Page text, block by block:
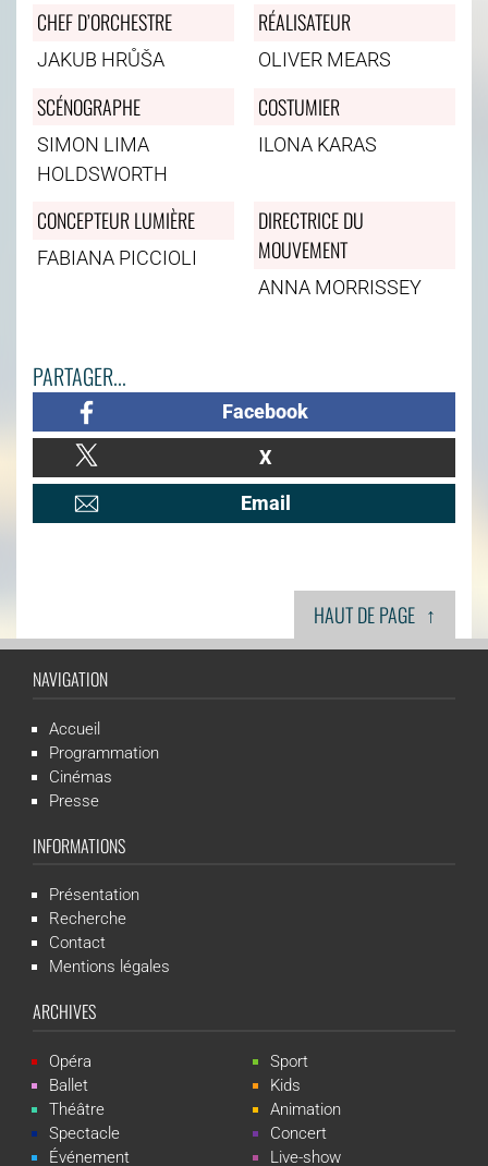
CHEF D’ORCHESTRE
JAKUB HRŮŠA
RÉALISATEUR
OLIVER MEARS
SCÉNOGRAPHE
SIMON LIMA
HOLDSWORTH
COSTUMIER
ILONA KARAS
CONCEPTEUR LUMIÈRE
FABIANA PICCIOLI
DIRECTRICE DU
MOUVEMENT
ANNA MORRISSEY
PARTAGER...
Facebook
X
Email
HAUT DE PAGE ↑
NAVIGATION
Accueil
Programmation
Cinémas
Presse
INFORMATIONS
Présentation
Recherche
Contact
Mentions légales
ARCHIVES
Opéra
Ballet
Théâtre
Spectacle
Événement
Sport
Kids
Animation
Concert
Live-show